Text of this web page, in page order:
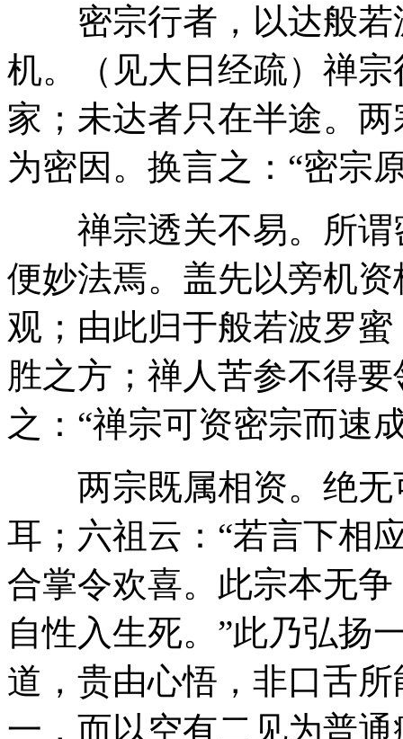
密宗行者，以达般若
机。（见大日经疏）禅
家；未达者只在半途。
为密因。换言之：“密宗
禅宗透关不易。所谓
便妙法焉。盖先以旁机
观；由此归于般若波罗
胜之方；禅人苦参不得
之：“禅宗可资密宗而速
两宗既属相资。绝无
耳；六祖云：“若言下相
合掌令欢喜。此宗本无
自性入生死。”此乃弘扬
道，贵由心悟，非口舌
一，而以空有二见为普